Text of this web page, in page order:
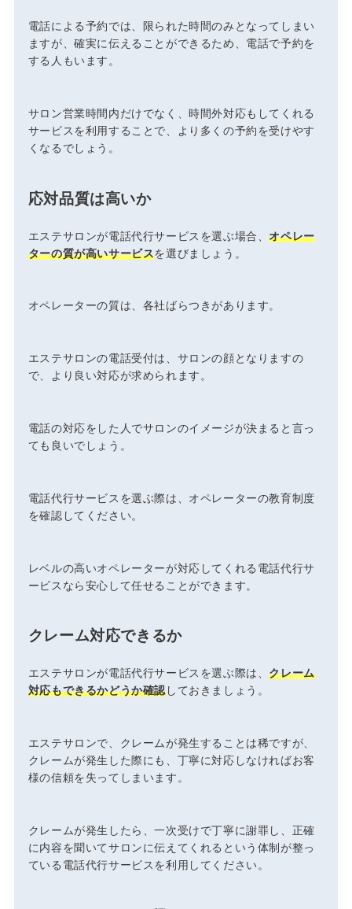
電話による予約では、限られた時間のみとなってしまい
ますが、確実に伝えることができるため、電話で予約を
する人もいます。
サロン営業時間内だけでなく、時間外対応もしてくれる
サービスを利用することで、より多くの予約を受けやす
くなるでしょう。
応対品質は高いか
エステサロンが電話代行サービスを選ぶ場合、オペレー
ターの質が高いサービスを選びましょう。
オペレーターの質は、各社ばらつきがあります。
エステサロンの電話受付は、サロンの顔となりますの
で、より良い対応が求められます。
電話の対応をした人でサロンのイメージが決まると言っ
ても良いでしょう。
電話代行サービスを選ぶ際は、オペレーターの教育制度
を確認してください。
レベルの高いオペレーターが対応してくれる電話代行サ
ービスなら安心して任せることができます。
クレーム対応できるか
エステサロンが電話代行サービスを選ぶ際は、クレーム
対応もできるかどうか確認しておきましょう。
エステサロンで、クレームが発生することは稀ですが、
クレームが発生した際にも、丁寧に対応しなければお客
様の信頼を失ってしまいます。
クレームが発生したら、一次受けで丁寧に謝罪し、正確
に内容を聞いてサロンに伝えてくれるという体制が整っ
ている電話代行サービスを利用してください。